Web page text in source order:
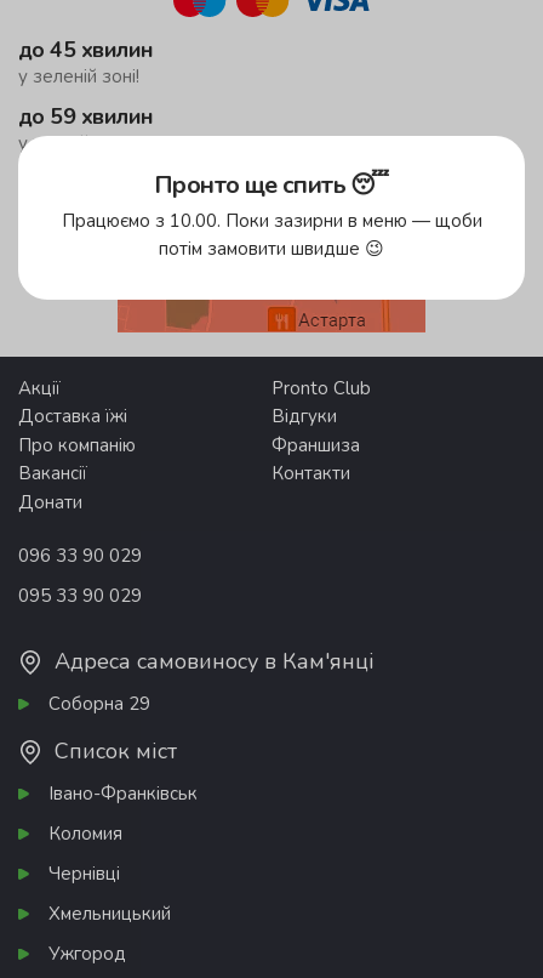
до 45 хвилин
у зеленій зоні!
до 59 хвилин
у жовтій зоні
безкоштовна доставка
від 500 грн
Акції
Pronto Club
Доставка їжі
Відгуки
Про компанію
Франшиза
Вакансії
Контакти
Донати
096 33 90 029
095 33 90 029
Адреса самовиносу в Кам'янці
Соборна 29
Список міст
Івано-Франківськ
Коломия
Чернівці
Хмельницький
Ужгород
Пронто ще спить 😴
Працюємо з 10.00. Поки зазирни в меню — щоби
потім замовити швидше 😉